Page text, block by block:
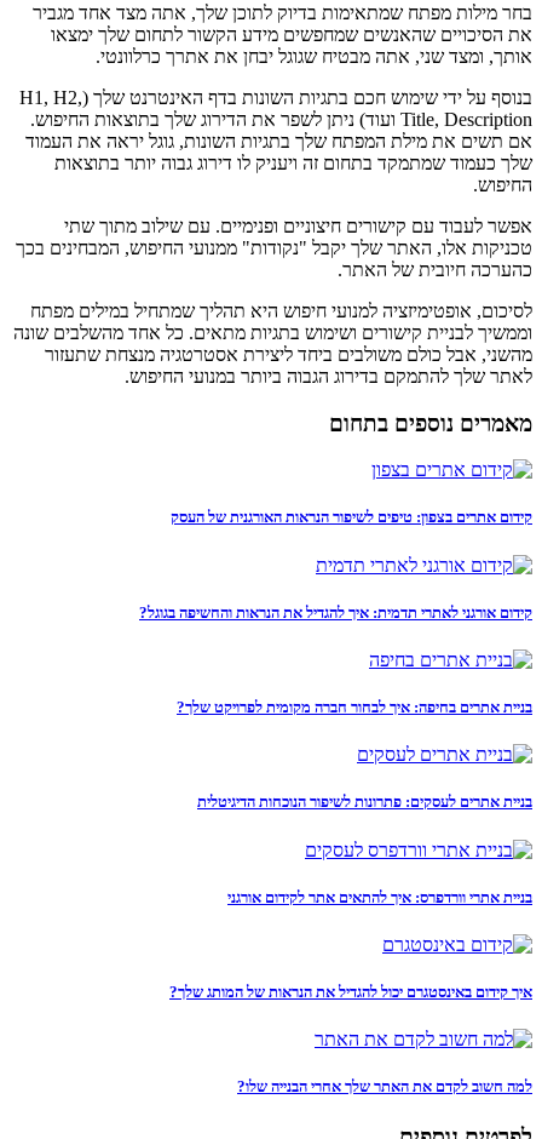
בחר מילות מפתח שמתאימות בדיוק לתוכן שלך, אתה מצד אחד מגביר
את הסיכויים שהאנשים שמחפשים מידע הקשור לתחום שלך ימצאו
אותך, ומצד שני, אתה מבטיח שגוגל יבחן את אתרך כרלוונטי.
בנוסף על ידי שימוש חכם בתגיות השונות בדף האינטרנט שלך (H1, H2,
Title, Description ועוד) ניתן לשפר את הדירוג שלך בתוצאות החיפוש.
אם תשים את מילת המפתח שלך בתגיות השונות, גוגל יראה את העמוד
שלך כעמוד שמתמקד בתחום זה ויעניק לו דירוג גבוה יותר בתוצאות
החיפוש.
אפשר לעבוד עם קישורים חיצוניים ופנימיים. עם שילוב מתוך שתי
טכניקות אלו, האתר שלך יקבל "נקודות" ממנועי החיפוש, המבחינים בכך
כהערכה חיובית של האתר.
לסיכום, אופטימיזציה למנועי חיפוש היא תהליך שמתחיל במילים מפתח
וממשיך לבניית קישורים ושימוש בתגיות מתאים. כל אחד מהשלבים שונה
מהשני, אבל כולם משולבים ביחד ליצירת אסטרטגיה מנצחת שתעזור
לאתר שלך להתמקם בדירוג הגבוה ביותר במנועי החיפוש.
מאמרים נוספים בתחום
קידום אתרים בצפון: טיפים לשיפור הנראות האורגנית של העסק
קידום אורגני לאתרי תדמית: איך להגדיל את הנראות והחשיפה בגוגל?
בניית אתרים בחיפה: איך לבחור חברה מקומית לפרויקט שלך?
בניית אתרים לעסקים: פתרונות לשיפור הנוכחות הדיגיטלית
בניית אתרי וורדפרס: איך להתאים אתר לקידום אורגני
איך קידום באינסטגרם יכול להגדיל את הנראות של המותג שלך?
למה חשוב לקדם את האתר שלך אחרי הבנייה שלו?